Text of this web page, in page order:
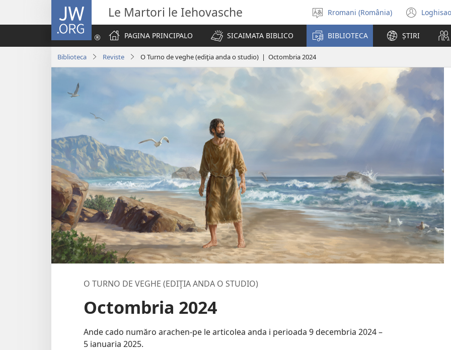
JW.ORG Le Martori le Iehovasche
Selectisar
i
șib
Rromani (România)
new
PAGINA PRINCIPALO
SICAIMATA BIBLICO BIBLIOTECA ȘTIRI
Biblioteca Reviste O Turno de veghe (ediţia anda o studio) | Octombria 2024
O TURNO DE VEGHE (EDIŢIA ANDA O STUDIO)
Octombria 2024
Ande cado număro arachen-pe le articolea anda i perioada 9 decembria 2024 –
5 ianuaria 2025.